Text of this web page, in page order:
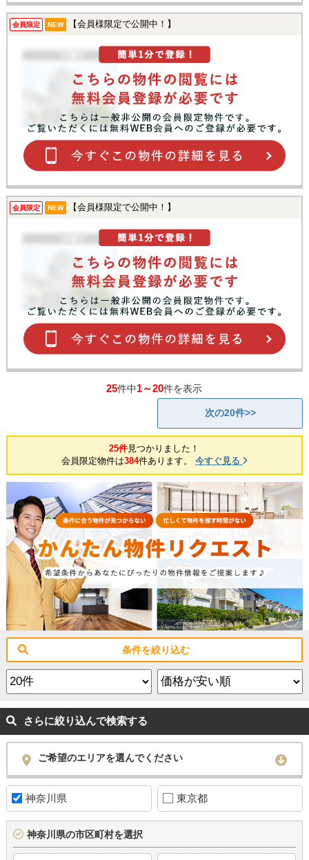
会員限定 NEW 【会員様限定で公開中！】
会員限定 NEW 【会員様限定で公開中！】
25件中1～20件を表示
次の20件>>
25件見つかりました！
会員限定物件は384件あります。 今すぐ見る
条件を絞り込む
さらに絞り込んで検索する
ご希望のエリアを選んでください
神奈川県 東京都
神奈川県の市区町村を選択